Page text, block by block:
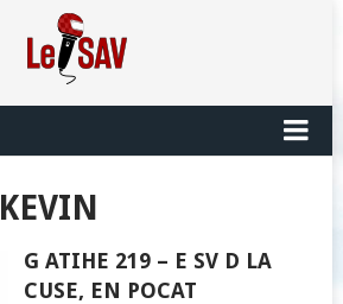
KEVIN
G ATIHE 219 – E SV D LA
CUSE, EN POCAT